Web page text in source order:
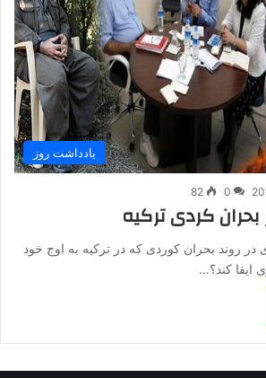
یادداشت روز
0
82
کردی ترکیه
در روند بحران کوردی که در ترکیه به اوج خود
کند؟…